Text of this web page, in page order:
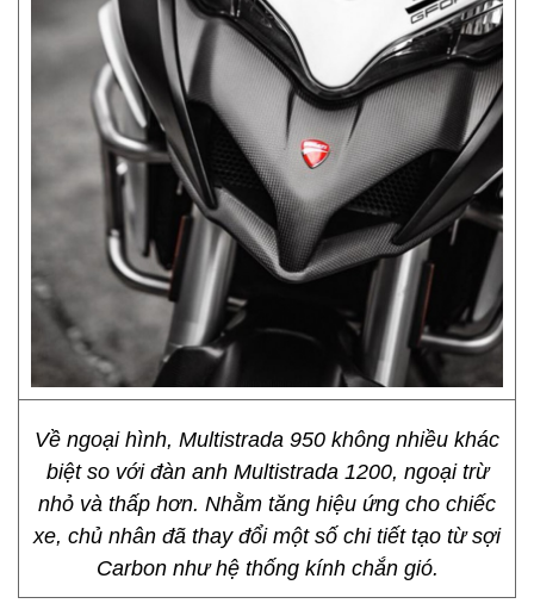
Về ngoại hình, Multistrada 950 không nhiều khác
biệt so với đàn anh Multistrada 1200, ngoại trừ
nhỏ và thấp hơn. Nhằm tăng hiệu ứng cho chiếc
xe, chủ nhân đã thay đổi một số chi tiết tạo từ sợi
Carbon như hệ thống kính chắn gió.